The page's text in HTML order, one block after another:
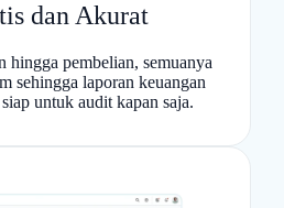
dan Akurat
hingga pembelian, semuanya
sehingga laporan keuangan
untuk audit kapan saja.